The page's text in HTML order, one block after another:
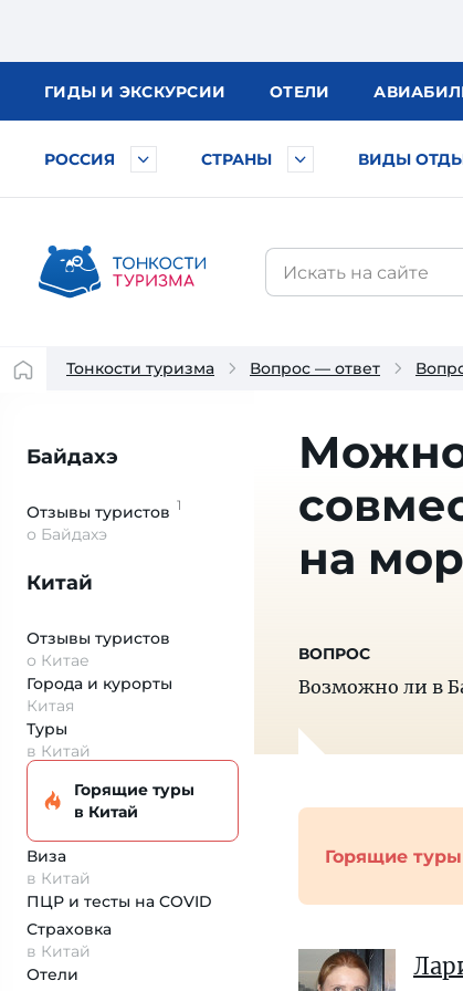
ГИДЫ И ЭКСКУРСИИ ОТЕЛИ АВИА
РОССИЯ СТРАНЫ ВИДЫ
Тонкости туризма Вопрос — ответ
Байдахэ
Отзывы туристов 1
о Байдахэ
Китай
Отзывы туристов
о Китае
Города и курорты
Китая
Туры
в Китай
Горящие туры
в Китай
Виза
в Китай
ПЦР и тесты на COVID
Страховка
в Китай
Отели
на
Возможно ли в
Горящие туры